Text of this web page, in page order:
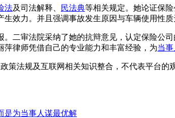
法及司法解释、 民法典等相关规定。她论证保
效力。并且强调事故发生原因与车辆使用性质
二审法院采纳了她的抗辩意见，认定保险公
律师凭借自己的专业能力和丰富经验，为当事
策法规及互联网相关知识整合，不代表平台
是为当事人谋最优解